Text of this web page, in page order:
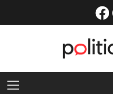
PRIMARY